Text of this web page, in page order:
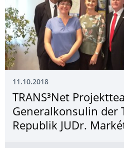
11.10.2018
TRANS³Net
Generalkonsulin der
Republik JUDr.